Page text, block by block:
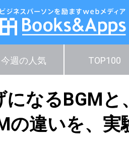
今週の人気 TOP100
になるBGMと
の違いを、実